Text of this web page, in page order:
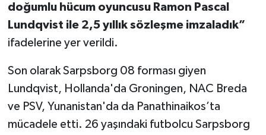
doğumlu hücum oyuncusu Ramon Pascal
Lundqvist ile 2,5 yıllık sözleşme imzaladık”
ifadelerine yer verildi.
Son olarak Sarpsborg 08 forması giyen
Lundqvist, Hollanda'da Groningen, NAC Breda
ve PSV, Yunanistan'da da Panathinaikos’ta
mücadele etti. 26 yaşındaki futbolcu Sarpsborg